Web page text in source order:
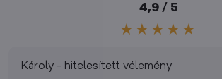
4,9 / 5
★★★★★
Károly - hitelesített vélemény